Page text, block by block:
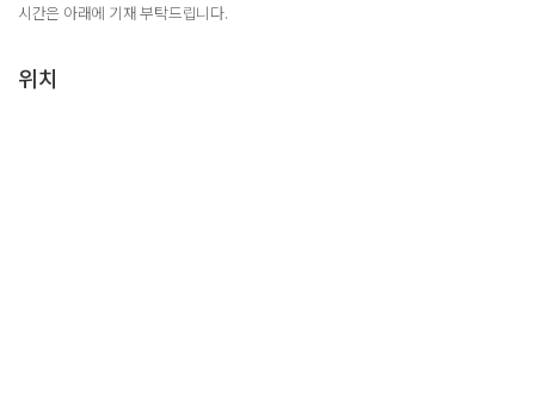
시간은 아래에 기재 부탁드립니다.
위치